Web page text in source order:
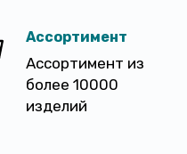
Ассортимент
Ассортимент из
более 10000
изделий